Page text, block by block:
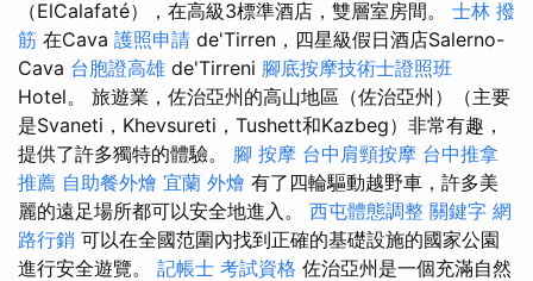
（ElCalafaté），在高級3標準酒店，雙層室房間。 士林 撥
筋 在Cava 護照申請 de'Tirren，四星級假日酒店Salerno-
Cava 台胞證高雄 de'Tirreni 腳底按摩技術士證照班
Hotel。 旅遊業，佐治亞州的高山地區（佐治亞州）（主要
是Svaneti，Khevsureti，Tushett和Kazbeg）非常有趣，
提供了許多獨特的體驗。 腳 按摩 台中肩頸按摩 台中推拿
推薦 自助餐外燴 宜蘭 外燴 有了四輪驅動越野車，許多美
麗的遠足場所都可以安全地進入。 西屯體態調整 關鍵字 網
路行銷 可以在全國范圍內找到正確的基礎設施的國家公園
進行安全遊覽。 記帳士 考試資格 佐治亞州是一個充滿自然